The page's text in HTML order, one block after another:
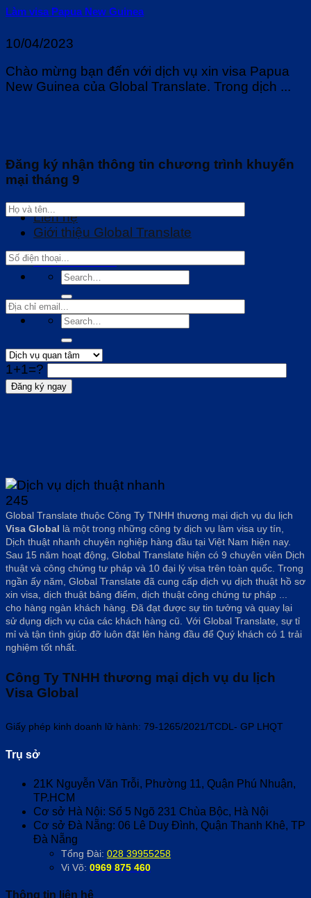
Liên hệ
Giới thiệu Global Translate
0969 875 460
Làm visa Papua New Guinea
10/04/2023
Chào mừng bạn đến với dịch vụ xin visa Papua
New Guinea của Global Translate. Trong dịch ...
Đăng ký nhận thông tin chương trình khuyến
mại tháng 9
1+1=?
Global Translate thuộc Công Ty TNHH thương mại dịch vụ du lịch
Visa Global là một trong những công ty dịch vụ làm visa uy tín,
Dịch thuật nhanh chuyên nghiệp hàng đầu tại Việt Nam hiện nay.
Sau 15 năm hoạt động, Global Translate hiện có 9 chuyên viên Dịch
thuật và công chứng tư pháp và 10 đại lý visa trên toàn quốc. Trong
ngần ấy năm, Global Translate đã cung cấp dịch vụ dịch thuật hồ sơ
xin visa, dịch thuật bảng điểm, dịch thuật công chứng tư pháp ...
cho hàng ngàn khách hàng. Đã đạt được sự tin tưởng và quay lại
sử dụng dịch vụ của các khách hàng cũ.
Với Global Translate, sự tỉ
mỉ và tận tình giúp đỡ luôn đặt lên hàng đầu để Quý khách có 1 trải
nghiệm tốt nhất.
Công Ty TNHH thương mại dịch vụ du lịch
Visa Global
Giấy phép kinh doanh lữ hành: 79-1265/2021/TCDL- GP LHQT
Trụ sở
21K Nguyễn Văn Trỗi, Phường 11, Quận Phú Nhuận,
TP.HCM
Cơ sở Hà Nội: Số 5 Ngõ 231 Chùa Bộc, Hà Nội
Cơ sở Đà Nẵng: 06 Lê Duy Đình, Quận Thanh Khê, TP
Đà Nẵng
Tổng Đài: 028 39955258
Vi Võ: 0969 875 460
Thông tin liên hệ